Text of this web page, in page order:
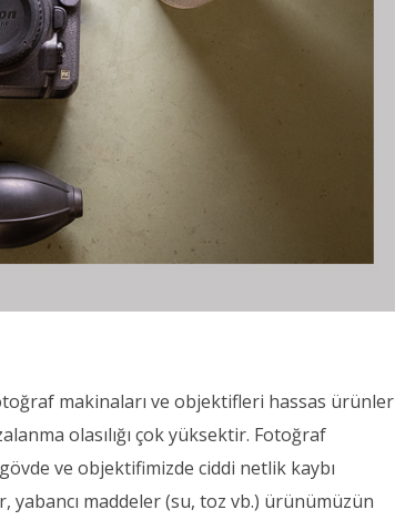
makinaları ve objektifleri hassas ürünler
olasılığı çok yüksektir. Fotoğraf
ve objektifimizde ciddi netlik kaybı
yabancı maddeler (su, toz vb.) ürünümüzün